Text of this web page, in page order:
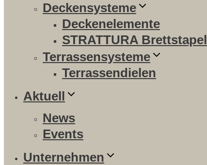
Deckensysteme
Deckenelemente
STRATTURA Brettstapel
Terrassensysteme
Terrassendielen
Aktuell
News
Events
Unternehmen